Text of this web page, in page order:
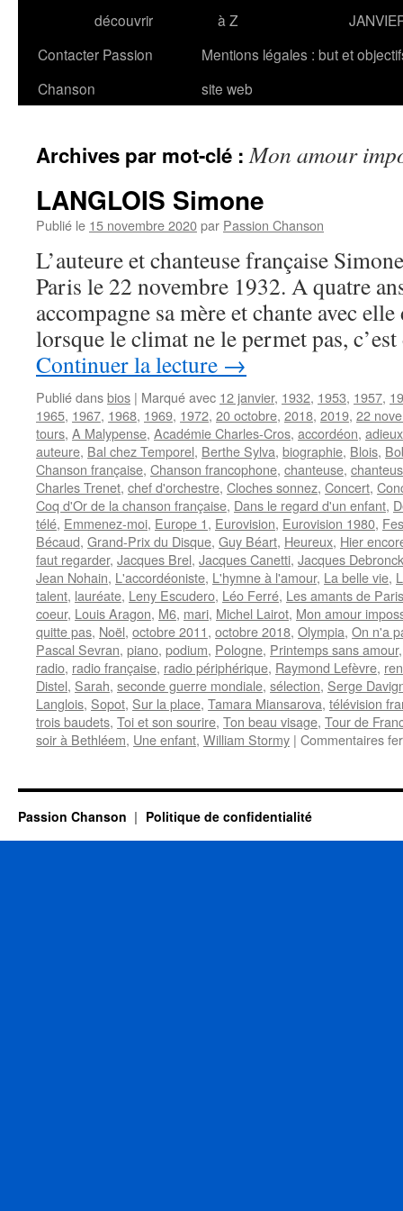
découvrir
à Z
Contacter Passion
Chanson
Mentions légales : but et
site web
Archives par mot-clé :Mon amour
LANGLOIS Simone
Publié le 15 novembre 2020par Passion Chanson
L’auteure et chanteuse française
Paris le 22 novembre 1932. A quatre
accompagne sa mère et chante avec
lorsque le climat ne le permet pas,
Continuer la lecture →
Publié dansbios | Marqué avec 12 janvier, 1932, 1953, 1957,
1965, 1967, 1968, 1969, 1972, 20 octobre, 2018, 2019, 22
tours, A Malypense, Académie Charles-Cros, accordéon, adieux
auteure, Bal chez Temporel, Berthe Sylva, biographie, Blois,
Chanson française, Chanson francophone, chanteuse,
Charles Trenet, chef d'orchestre, Cloches sonnez, Concert,
Coq d'Or de la chanson française, Dans le regard d'un enfant,
télé, Emmenez-moi, Europe 1, Eurovision, Eurovision 1980,
Bécaud, Grand-Prix du Disque, Guy Béart, Heureux, Hier
faut regarder, Jacques Brel, Jacques Canetti, Jacques
Jean Nohain, L'accordéoniste, L'hymne à l'amour, La belle vie,
talent, lauréate, Leny Escudero, Léo Ferré, Les amants de Paris
coeur, Louis Aragon, M6, mari, Michel Lairot, Mon amour
quitte pas, Noël, octobre 2011, octobre 2018, Olympia, On n'a
Pascal Sevran, piano, podium, Pologne, Printemps sans amour
radio, radio française, radio périphérique, Raymond Lefèvre,
Distel, Sarah, seconde guerre mondiale, sélection, Serge
Langlois, Sopot, Sur la place, Tamara Miansarova, télévision
trois baudets, Toi et son sourire, Ton beau visage, Tour de
soir à Bethléem, Une enfant, William Stormy | Commentaires
Passion Chanson Politique de confidentialité